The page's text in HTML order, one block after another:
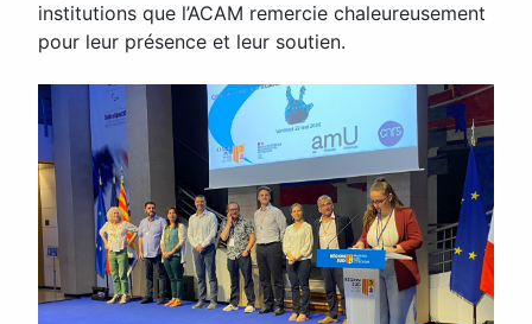
institutions que l’ACAM remercie chaleureusement
pour leur présence et leur soutien.